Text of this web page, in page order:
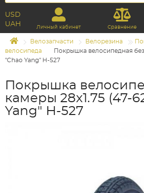
USD
UAH
Личный кабинет Сравнение
Велозапчасти Велорезина
велосипеда
Покрышка велосипедная без
"Chao Yang" H-527
Покрышка
камеры 28x1.75 (47-
Yang" H-527